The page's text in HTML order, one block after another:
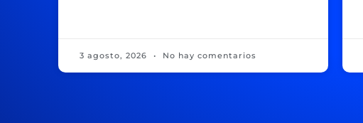
3 agosto, 2026 No hay comentarios